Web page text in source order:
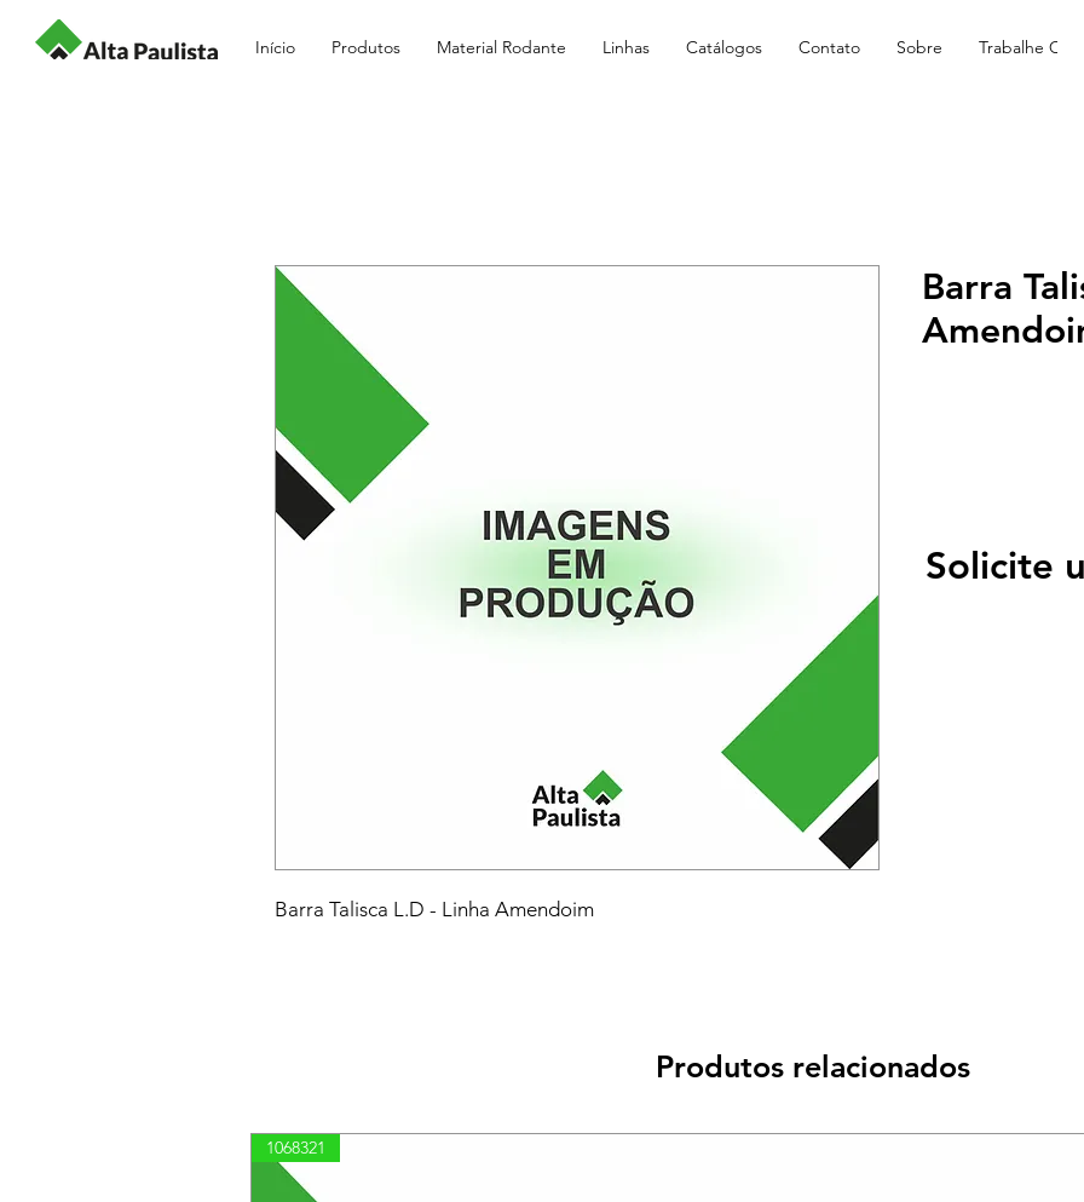
Início Produtos Material Rodante Linhas Catálogos Contato Sobre Trabalhe
Barra Talisca L.D - Linha Amendoim
Barra
Solicite
Produtos relacionados
1068321